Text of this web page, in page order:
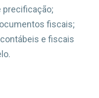
precificação;
fiscais;
e fiscais